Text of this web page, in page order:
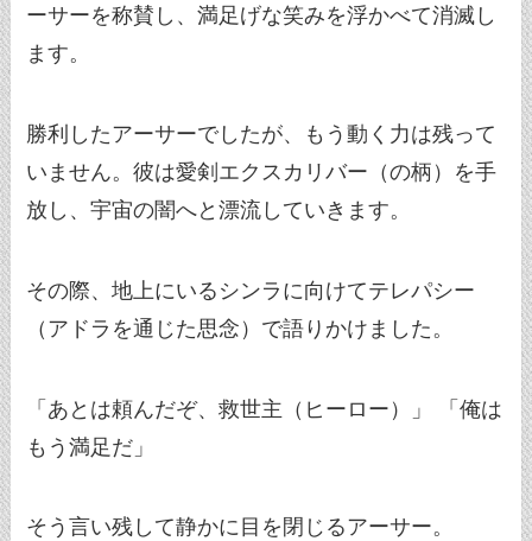
ーサーを称賛し、満足げな笑みを浮かべて消滅し
ます。
勝利したアーサーでしたが、もう動く力は残って
いません。彼は愛剣エクスカリバー（の柄）を手
放し、宇宙の闇へと漂流していきます。
その際、地上にいるシンラに向けてテレパシー
（アドラを通じた思念）で語りかけました。
「あとは頼んだぞ、救世主（ヒーロー）」 「俺は
もう満足だ」
そう言い残して静かに目を閉じるアーサー。